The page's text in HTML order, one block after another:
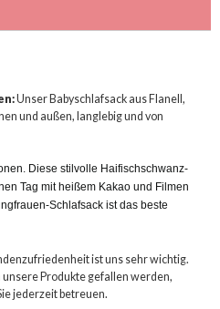
Unser Babyschlafsack aus Flanell,
und außen, langlebig und von
Diese stilvolle Haifischschwanz-
Tag mit heißem Kakao und Filmen
Schlafsack ist das beste
ist uns sehr wichtig.
Produkte gefallen werden,
jederzeit betreuen.